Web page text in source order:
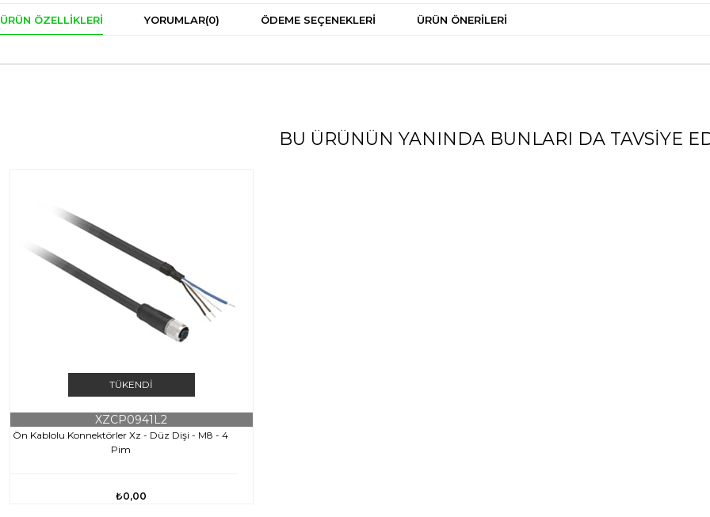
ÜRÜN ÖZELLIKLERI YORUMLAR(0) ÖDEME SEÇENEKLERI ÜRÜN ÖNERILERI
BU ÜRÜNÜN YANINDA BUNLARI DA TAVSIYE
TÜKENDI
Ön Kablolu Konnektörler Xz - Düz Dişi - M8 - 4
Pim
XZCP0941L2
₺0,00